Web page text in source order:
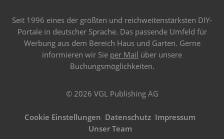
Seit 1996 eines der größten und reichweitenstärksten DIY-
Portale in deutscher Sprache. Das passende Umfeld für
Werbung aus dem Bereich Haus und Garten. Gerne
informieren wir Sie per Mail über unsere
Buchungsmöglichkeiten.
© 2026 VGL Publishing AG
Cookie Einstellungen Datenschutz Impressum
Unser Team